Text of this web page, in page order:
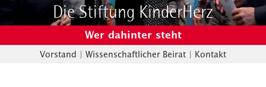
Die Stiftung KinderHerz
Wer dahinter steht
Vorstand | Wissenschaftlicher Beirat | Kontakt